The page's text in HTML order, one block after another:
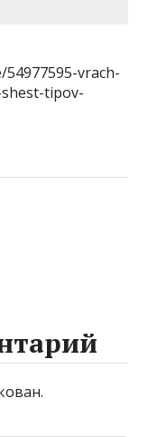
vrach-
tipov-